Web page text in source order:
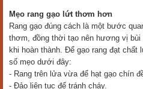
Mẹo rang gạo lứt thơm hơn
Rang gạo đúng cách là một bước
thơm, đồng thời tạo nên hương vị
khi hoàn thành. Để gạo rang đạt
số mẹo dưới đây:
- Rang trên lửa vừa để hạt gạo chín
- Đảo liên tục để tránh cháy.